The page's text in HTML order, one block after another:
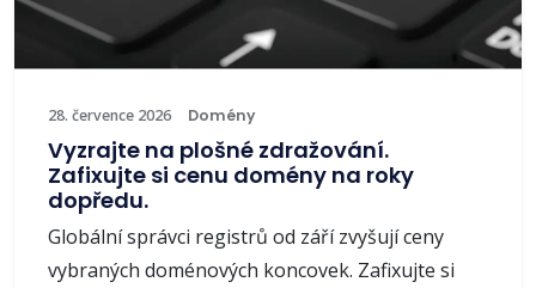
28. července 2026 Domény
Vyzrajte na plošné zdražování.
Zafixujte si cenu domény na roky
dopředu.
Globální správci registrů od září zvyšují ceny
vybraných doménových koncovek. Zafixujte si